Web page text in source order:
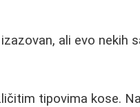
ali evo nekih
tipovima kose.